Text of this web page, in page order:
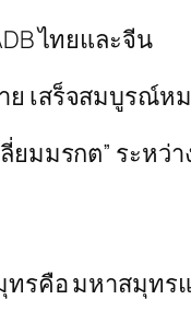
ไทยและจีน
ย เสร็จสมบูรณ์ห
ยมมรกต” ระห
ทรคือ มหาสมุท